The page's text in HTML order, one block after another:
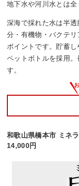
地下水や河川水とは全
深海で採れた水は半
分・有機物・バクテ
ポイントです。貯蓄
ペットボトルを採用
す。
和歌山県橋本市 ミネ
14,000円